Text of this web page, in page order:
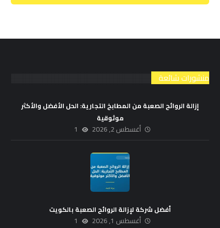
منشورات شائعة
إزالة الروائح الصعبة من المطابخ التجارية: الحل الأفضل والأكثر
موثوقية
أغسطس 2, 2026 1
أفضل شركة لإزالة الروائح الصعبة بالكويت
أغسطس 1, 2026 1